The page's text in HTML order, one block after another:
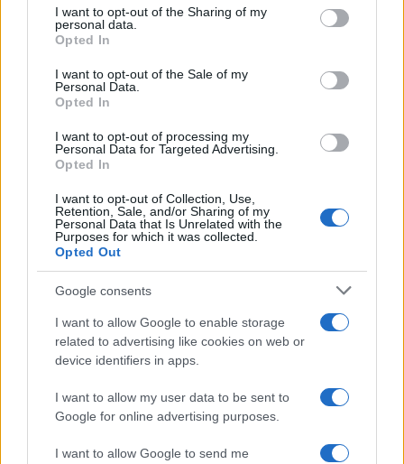
not limited to your visit or usage behaviour. You may click to
grant or deny consent to Google and its third-party tags to
use your data for below specified purposes in below Google
consent section.
I want to opt-out of the Sharing of my
personal data.
Opted In
I want to opt-out of the Sale of my
Personal Data.
Opted In
I want to opt-out of processing my
Personal Data for Targeted Advertising.
Opted In
I want to opt-out of Collection, Use,
Retention, Sale, and/or Sharing of my
Personal Data that Is Unrelated with the
Purposes for which it was collected.
Opted Out
Google consents
I want to allow Google to enable storage
related to advertising like cookies on web or
device identifiers in apps.
I want to allow my user data to be sent to
Google for online advertising purposes.
I want to allow Google to send me
Bitcoin analyse augustus 2026: belangrijke scenario’s voor de
prijsbeweging
Sanne De Vries · 7 aug 2026
CRYPTOVALUTA